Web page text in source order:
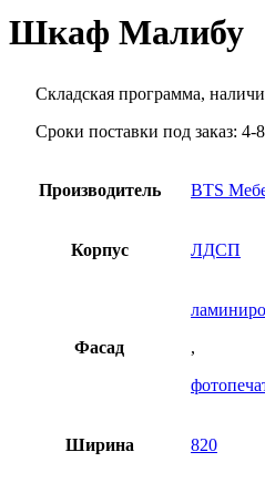
Шкаф Малибу
Складская программа,
Сроки поставки под заказ: 4-
Производитель BTS
Корпус ЛДСП
Фасад
,
Ширина 820